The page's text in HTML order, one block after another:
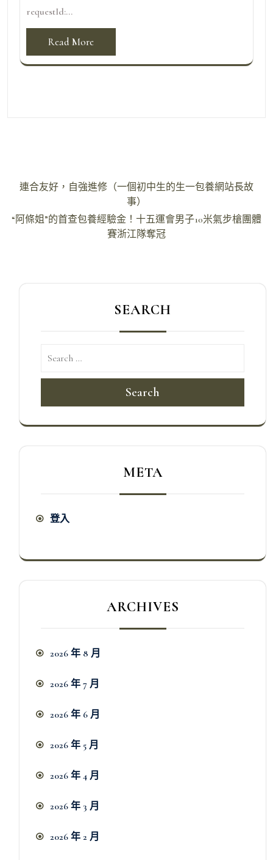
requestId:...
Read More
文
導
連合友好，自強進修（一個初中生的生一包養網站長故
事）
“阿條姐”的首查包養經驗金！十五運會男子10米氣步槍團體
賽浙江隊奪冠
SEARCH
Search
META
登入
ARCHIVES
2026 年 8 月
2026 年 7 月
2026 年 6 月
2026 年 5 月
2026 年 4 月
2026 年 3 月
2026 年 2 月